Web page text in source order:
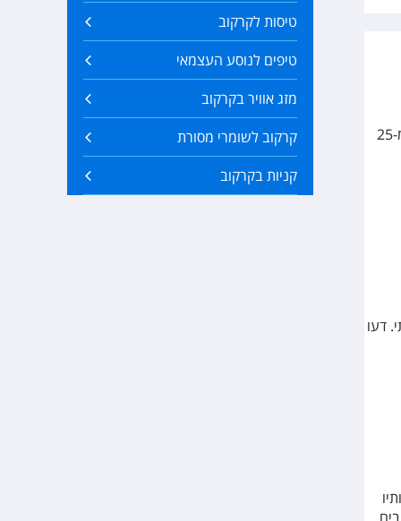
בר פופולרי במיוחד בקרב צעירי העיר שמתאים במיוחד לחובבי הבירה שביניכם. במקום מוזגים למעלה מ-25
דעו
טיסות לקרקוב
טיפים לנוסע העצמאי
מזג אוויר בקרקוב
קרקוב לשומרי מסורת
קניות בקרקוב